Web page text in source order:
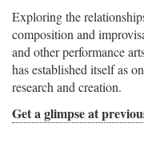
Exploring the
composition and
and other performance
has established itself as
research and creation.
Get a glimpse at